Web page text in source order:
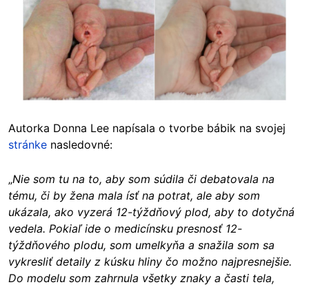
Autorka Donna Lee napísala o tvorbe bábik na svojej
stránke nasledovné:
„Nie som tu na to, aby som súdila či debatovala na
tému, či by žena mala ísť na potrat, ale aby som
ukázala, ako vyzerá 12-týždňový plod, aby to dotyčná
vedela. Pokiaľ ide o medicínsku presnosť 12-
týždňového plodu, som umelkyňa a snažila som sa
vykresliť detaily z kúsku hliny čo možno najpresnejšie.
Do modelu som zahrnula všetky znaky a časti tela,